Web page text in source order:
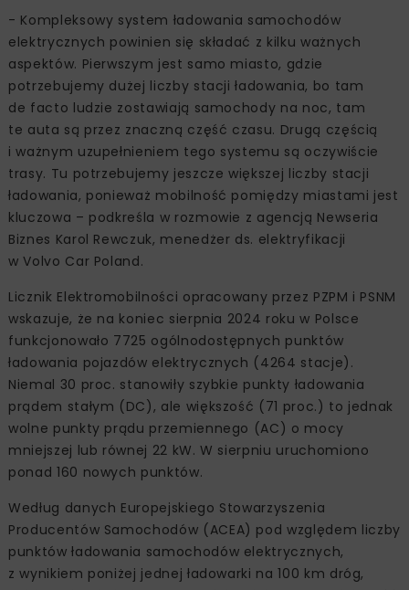
- Kompleksowy system ładowania samochodów
elektrycznych powinien się składać z kilku ważnych
aspektów. Pierwszym jest samo miasto, gdzie
potrzebujemy dużej liczby stacji ładowania, bo tam
de facto ludzie zostawiają samochody na noc, tam
te auta są przez znaczną część czasu. Drugą częścią
i ważnym uzupełnieniem tego systemu są oczywiście
trasy. Tu potrzebujemy jeszcze większej liczby stacji
ładowania, ponieważ mobilność pomiędzy miastami jest
kluczowa – podkreśla w rozmowie z agencją Newseria
Biznes Karol Rewczuk, menedżer ds. elektryfikacji
w Volvo Car Poland.
Licznik Elektromobilności opracowany przez PZPM i PSNM
wskazuje, że na koniec sierpnia 2024 roku w Polsce
funkcjonowało 7725 ogólnodostępnych punktów
ładowania pojazdów elektrycznych (4264 stacje).
Niemal 30 proc. stanowiły szybkie punkty ładowania
prądem stałym (DC), ale większość (71 proc.) to jednak
wolne punkty prądu przemiennego (AC) o mocy
mniejszej lub równej 22 kW. W sierpniu uruchomiono
ponad 160 nowych punktów.
Według danych Europejskiego Stowarzyszenia
Producentów Samochodów (ACEA) pod względem liczby
punktów ładowania samochodów elektrycznych,
z wynikiem poniżej jednej ładowarki na 100 km dróg,